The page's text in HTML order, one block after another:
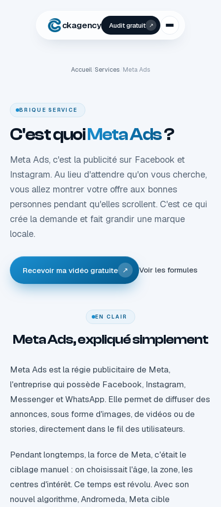
ckagency Audit gratuit ↗
Accueil/ Services Meta Ads
BRIQUE SERVICE
C'est quoiMeta Ads?
Meta Ads, c'est la publicité sur Facebook et
Instagram. Au lieu d'attendre qu'on vous cherche,
vous allez montrer votre offre aux bonnes
personnes pendant qu'elles scrollent. C'est ce qui
crée la demande et fait grandir une marque
locale.
Recevoir ma vidéo gratuite ↗ Voir les formules
EN CLAIR
Meta Ads, expliqué simplement
Meta Ads est la régie publicitaire de Meta,
l'entreprise qui possède Facebook, Instagram,
Messenger et WhatsApp. Elle permet de diffuser des
annonces, sous forme d'images, de vidéos ou de
stories, directement dans le fil des utilisateurs.
Pendant longtemps, la force de Meta, c'était le
ciblage manuel : on choisissait l'âge, la zone, les
centres d'intérêt. Ce temps est révolu. Avec son
nouvel algorithme, Andromeda, Meta cible